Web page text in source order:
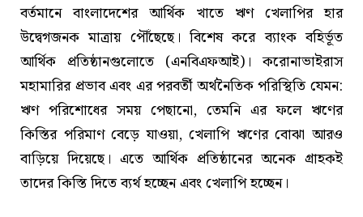
বর্তমানে বাংলাদেশের আর্থিক খাতে ঋণ খেলাপির হার
উদ্বেগজনক মাত্রায় পৌঁছেছে। বিশেষ করে ব্যাংক বহির্ভূত
আর্থিক প্রতিষ্ঠানগুলোতে (এনবিএফআই)। করোনাভাইরাস
মহামারির প্রভাব এবং এর পরবর্তী অর্থনৈতিক পরিস্থিতি যেমন:
ঋণ পরিশোধের সময় পেছানো, তেমনি এর ফলে ঋণের
কিস্তির পরিমাণ বেড়ে যাওয়া, খেলাপি ঋণের বোঝা আরও
বাড়িয়ে দিয়েছে। এতে আর্থিক প্রতিষ্ঠানের অনেক গ্রাহকই
তাদের কিস্তি দিতে ব্যর্থ হচ্ছেন এবং খেলাপি হচ্ছেন।